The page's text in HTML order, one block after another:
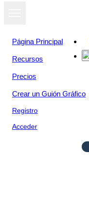
Página Principal
Recursos
Precios
Crear un Guión Gráfico
Registro
Acceder